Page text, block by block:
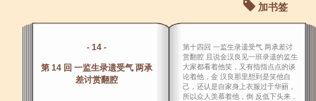
加书签
- 14 -
第 14 回 一监生录遗受气 两承
差讨赏翻腔
第十四回 一监生录遗受气 两承差讨
赏翻腔 且说金汉良见一班录遗的监生
大家都看着他笑，又有指指点点的谈
论着他，金 汉良那里想到是笑他自
己，还认是自家身上衣服过于华丽，
所以众人羡慕着他，倒 反低下头来，